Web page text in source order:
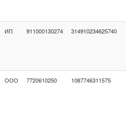
ИП 911000130274 314910234625740
ООО 7720610250 1087746311575